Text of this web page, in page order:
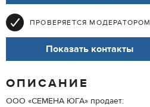
ПРОВЕРЯЕТСЯ МОДЕРАТОРОМ
Показать контакты
ОПИСАНИЕ
ООО «СЕМЕНА ЮГА» продает: